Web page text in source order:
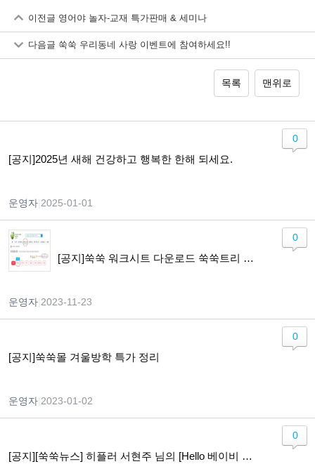
이전글 영어야 놀자-교재 특가판매 & 세미나
다음글 쑥쑥 우리동네 사랑 이벤트에 참여하세요!!
목록 맨위로
[공지]2025년 새해 건강하고 행복한 한해 되세요.
운영자 2025-01-01
0
[공지]쑥쑥 워크시트 다운로드 쑥쑥트리 구매 전환 안내
운영자 2023-11-23
0
[공지]쑥쑥몰 겨울방학 특가 정리
운영자 2023-01-02
0
[공지][쑥쑥뉴스] 히플러 서현주 님의 [Hello 베이비 Hi 맘] 개정판 출간
0